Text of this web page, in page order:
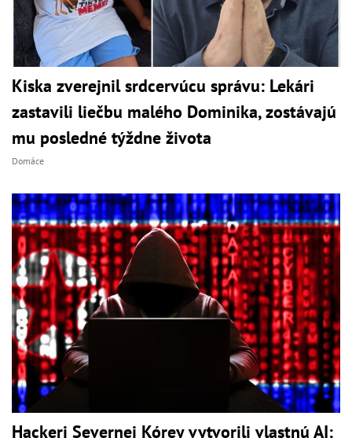
Kiska zverejnil srdcervúcu správu: Lekári
zastavili liečbu malého Dominika, zostávajú
mu posledné týždne života
Domáce
Hackeri Severnej Kórey vytvorili vlastnú AI: